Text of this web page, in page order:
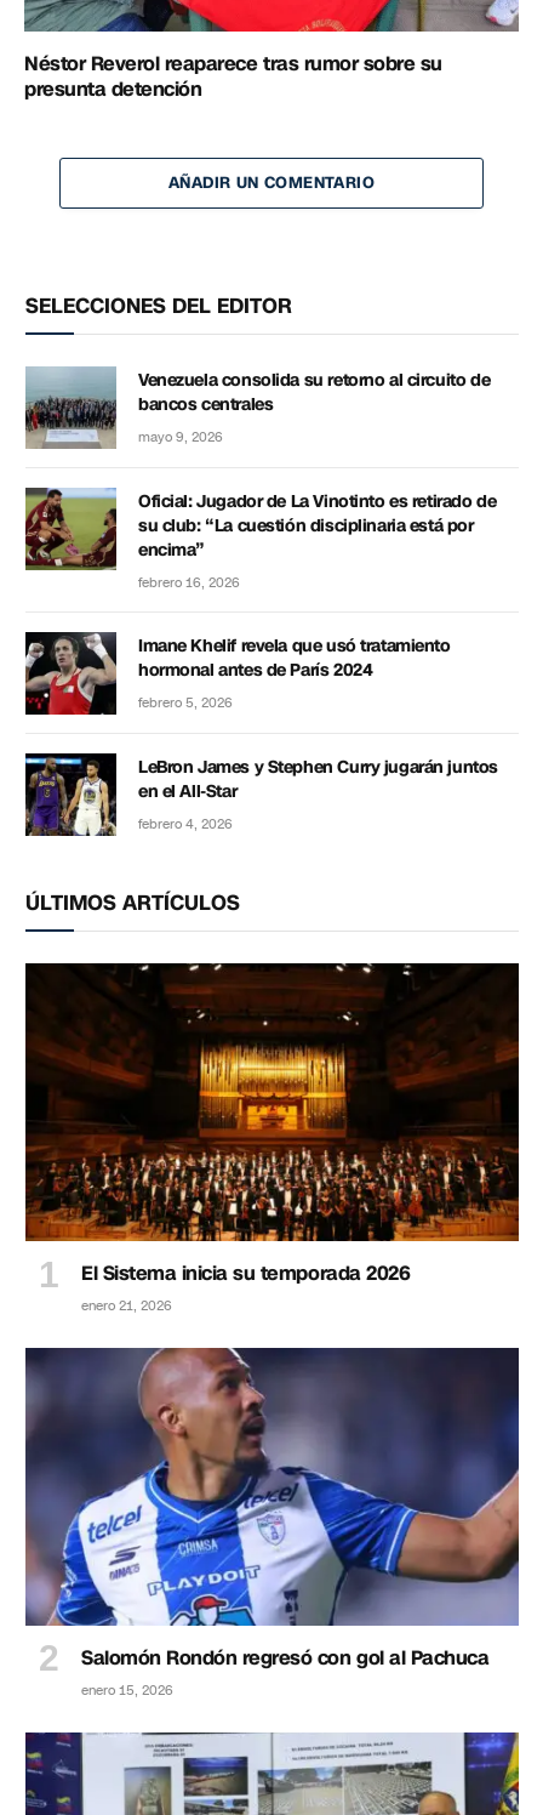
Néstor Reverol reaparece tras rumor sobre su
presunta detención
AÑADIR UN COMENTARIO
SELECCIONES DEL EDITOR
Venezuela consolida su retorno al circuito de
bancos centrales
mayo 9, 2026
Oficial: Jugador de La Vinotinto es retirado de
su club: “La cuestión disciplinaria está por
encima”
febrero 16, 2026
Imane Khelif revela que usó tratamiento
hormonal antes de París 2024
febrero 5, 2026
LeBron James y Stephen Curry jugarán juntos
en el All-Star
febrero 4, 2026
ÚLTIMOS ARTÍCULOS
El Sistema inicia su temporada 2026
enero 21, 2026
Salomón Rondón regresó con gol al Pachuca
enero 15, 2026